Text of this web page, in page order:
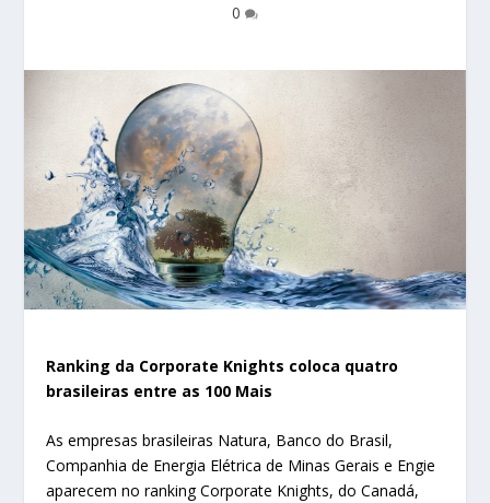
0
Ranking da Corporate Knights coloca quatro
brasileiras entre as 100 Mais
As empresas brasileiras Natura, Banco do Brasil,
Companhia de Energia Elétrica de Minas Gerais e Engie
aparecem no ranking Corporate Knights, do Canadá,